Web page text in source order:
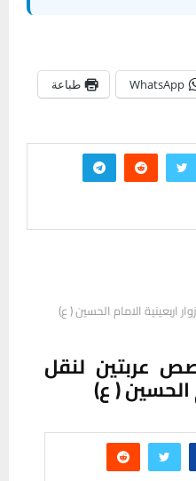
WhatsApp طباعة
الامام الحسين ( ع)
عربتين لنقل
الحسين ( ع)